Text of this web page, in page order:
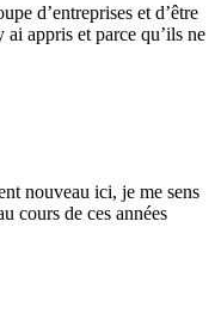
d’entreprises et d’être
appris et parce qu’ils ne
nouveau ici, je me sens
cours de ces années